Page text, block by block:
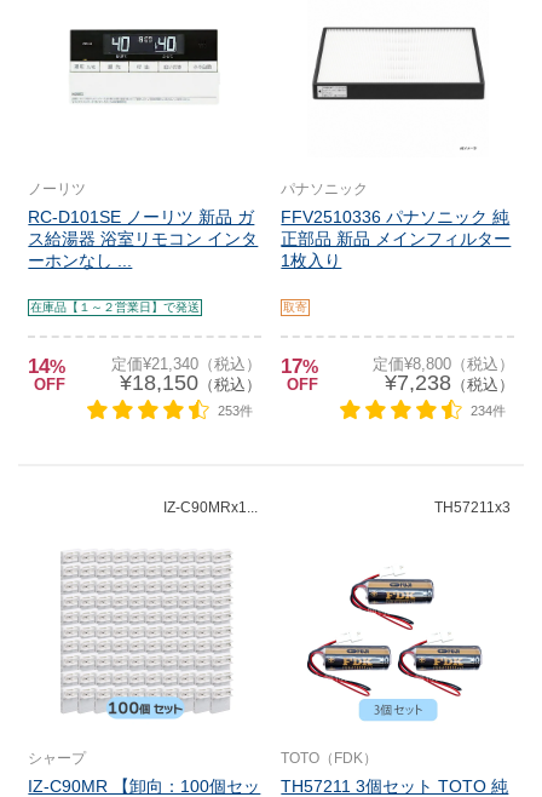
ノーリツ
RC-D101SE ノーリツ 新品 ガ
ス給湯器 浴室リモコン インタ
ーホンなし ...
在庫品【１～２営業日】で発送
14%
OFF
定価¥21,340（税込）
¥18,150（税込）
253件
パナソニック
FFV2510336 パナソニック 純
正部品 新品 メインフィルター
1枚入り
取寄
17%
OFF
定価¥8,800（税込）
¥7,238（税込）
234件
IZ-C90MRx1...
シャープ
IZ-C90MR 【卸向：100個セッ
TH57211x3
TOTO（FDK）
TH57211 3個セット TOTO 純